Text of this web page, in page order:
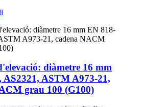
diàmetre 16 mm
AS2321, ASTM A973-21,
grau 100 (G100)